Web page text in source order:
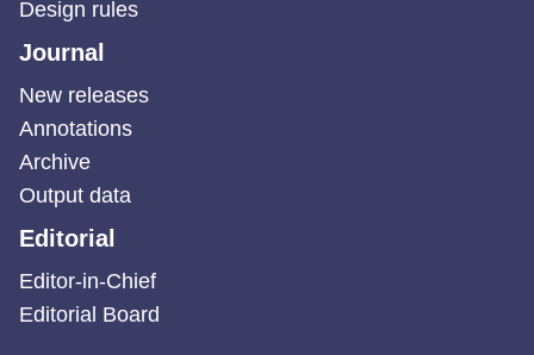
Design rules
Journal
New releases
Annotations
Archive
Output data
Editorial
Editor-in-Chief
Editorial Board